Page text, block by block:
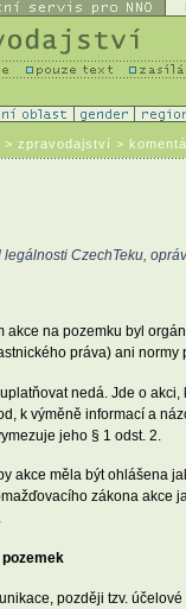
> zpravodajství >
CzechTeku,
na pozemku byl
práva) ani
nedá. Jde o
k výměně informací a
jeho § 1 odst. 2.
akce měla být ohlášena
zákona akce
později tzv.